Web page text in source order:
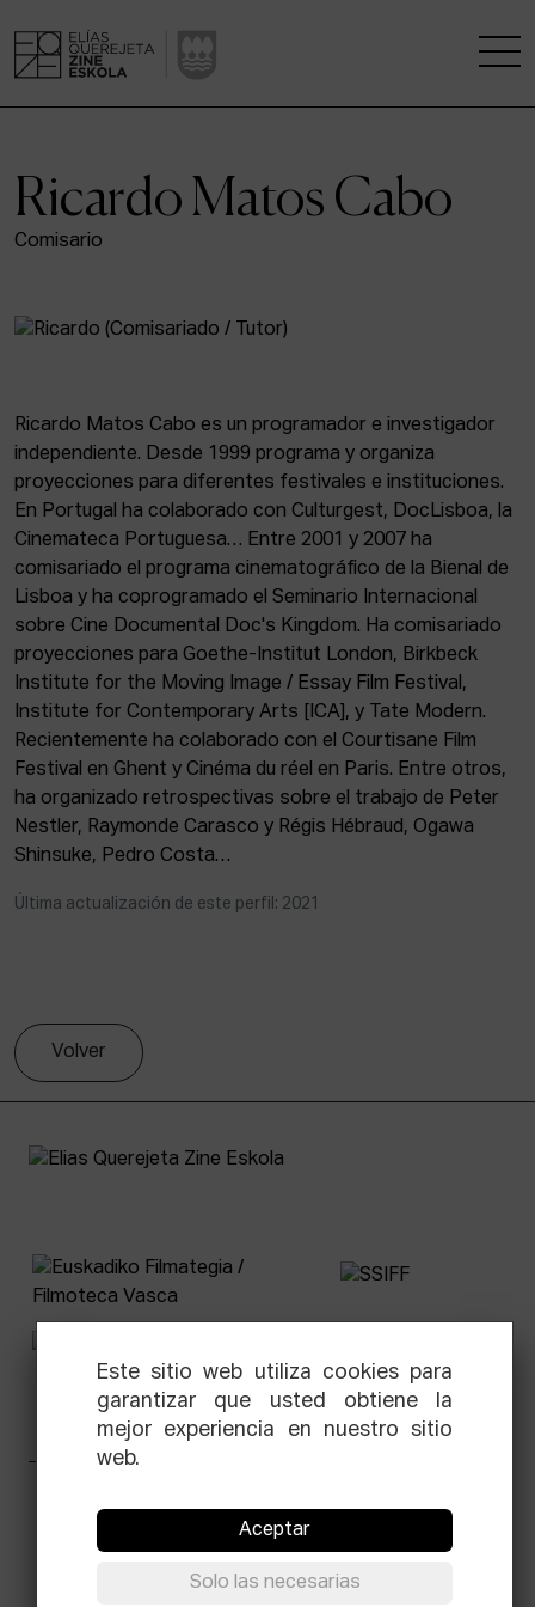
CENTRO DE INVESTIGACIÓN
KINOFABRIKA
COMUNIDAD
LA CASA DEL CINE
ACTUALIDAD
Admisión
Intranet
EUS
ENG
Ricardo Matos Cabo
Comisario
Ricardo Matos Cabo es un programador e investigador
independiente. Desde 1999 programa y organiza
proyecciones para diferentes festivales e instituciones.
En Portugal ha colaborado con Culturgest, DocLisboa, la
Cinemateca Portuguesa… Entre 2001 y 2007 ha
comisariado el programa cinematográfico de la Bienal de
Lisboa y ha coprogramado el Seminario Internacional
sobre Cine Documental Doc's Kingdom. Ha comisariado
proyecciones para Goethe-Institut London, Birkbeck
Institute for the Moving Image / Essay Film Festival,
Institute for Contemporary Arts [ICA], y Tate Modern.
Recientemente ha colaborado con el Courtisane Film
Festival en Ghent y Cinéma du réel en Paris. Entre otros,
ha organizado retrospectivas sobre el trabajo de Peter
Nestler, Raymonde Carasco y Régis Hébraud, Ogawa
Shinsuke, Pedro Costa…
Última actualización de este perfil: 2021
Volver
Tabakalera · Andre zigarrogileak plaza, 1
Este sitio web utiliza cookies para
garantizar que usted obtiene la
mejor experiencia en nuestro sitio
web.
Aceptar
Solo las necesarias